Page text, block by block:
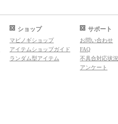
ショップ
マビノギショップ
アイテムショップガイド
ランダム型アイテム
サポート
お問い合わせ
FAQ
不具合対応状況
アンケート